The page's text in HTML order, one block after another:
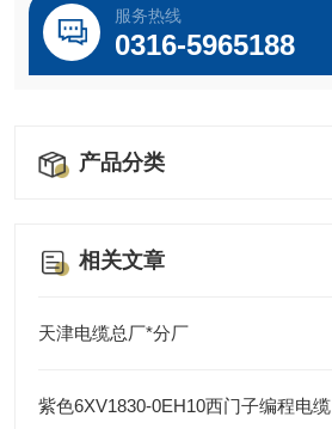
服务热线
0316-5965188
产品分类
相关文章
天津电缆总厂*分厂
紫色6XV1830-0EH10西门子编程电缆